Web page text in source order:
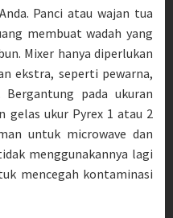
Panci atau wajan tua
membuat wadah yang
Mixer hanya diperlukan
ekstra, seperti pewarna,
pada ukuran
gelas ukur Pyrex 1 atau 2
untuk microwave dan
menggunakannya lagi
mencegah kontaminasi